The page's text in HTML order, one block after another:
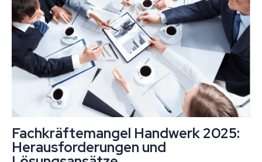
Fachkräftemangel Handwerk 2025:
Herausforderungen und